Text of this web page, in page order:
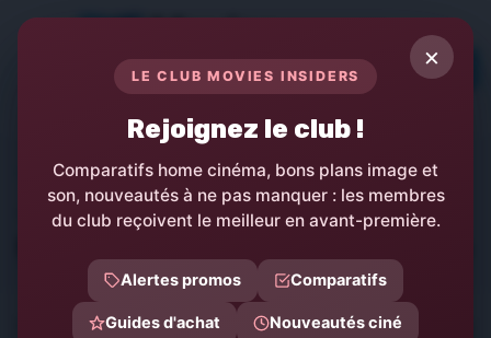
LE MEDIA DE L'ACTUALITÉ ET MATERIEL
TOPs
Movies Insiders Métiers & carrières de l'audiovisuel
Blog
Formations et écoles de cinéma : les cursus qui mènent au
×
LE CLUB MOVIES INSIDERS
Rejoignez le club !
Comparatifs home cinéma, bons plans image et
son, nouveautés à ne pas manquer : les membres
du club reçoivent le meilleur en avant-première.
Alertes promos Comparatifs
Guides d'achat Nouveautés ciné
Panneau de gestion des cookies